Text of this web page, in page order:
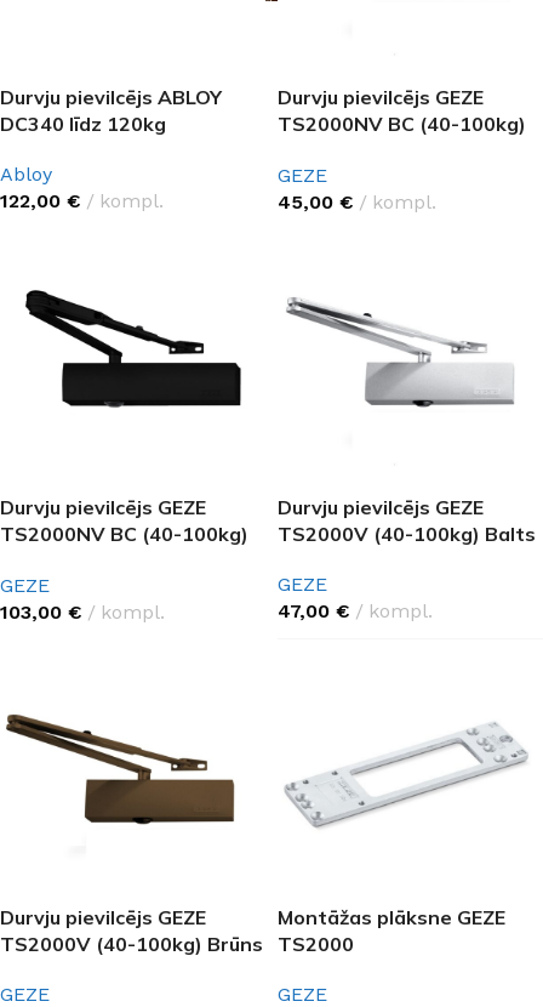
Durvju pievilcējs ABLOY
DC340 līdz 120kg
Abloy
122,00 € kompl.
Durvju pievilcējs GEZE
TS2000NV BC (40-100kg)
GEZE
45,00 € kompl.
Durvju pievilcējs GEZE
TS2000NV BC (40-100kg)
GEZE
103,00 € kompl.
Durvju pievilcējs GEZE
TS2000V (40-100kg) Balts
GEZE
47,00 € kompl.
Durvju pievilcējs GEZE
TS2000V (40-100kg) Brūns
GEZE
Montāžas plāksne GEZE
TS2000
GEZE